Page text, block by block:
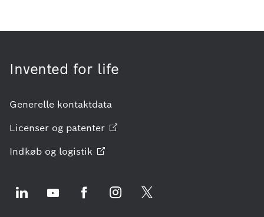
Invented for life
Generelle kontaktdata
Licenser og patenter
Indkøb og logistik